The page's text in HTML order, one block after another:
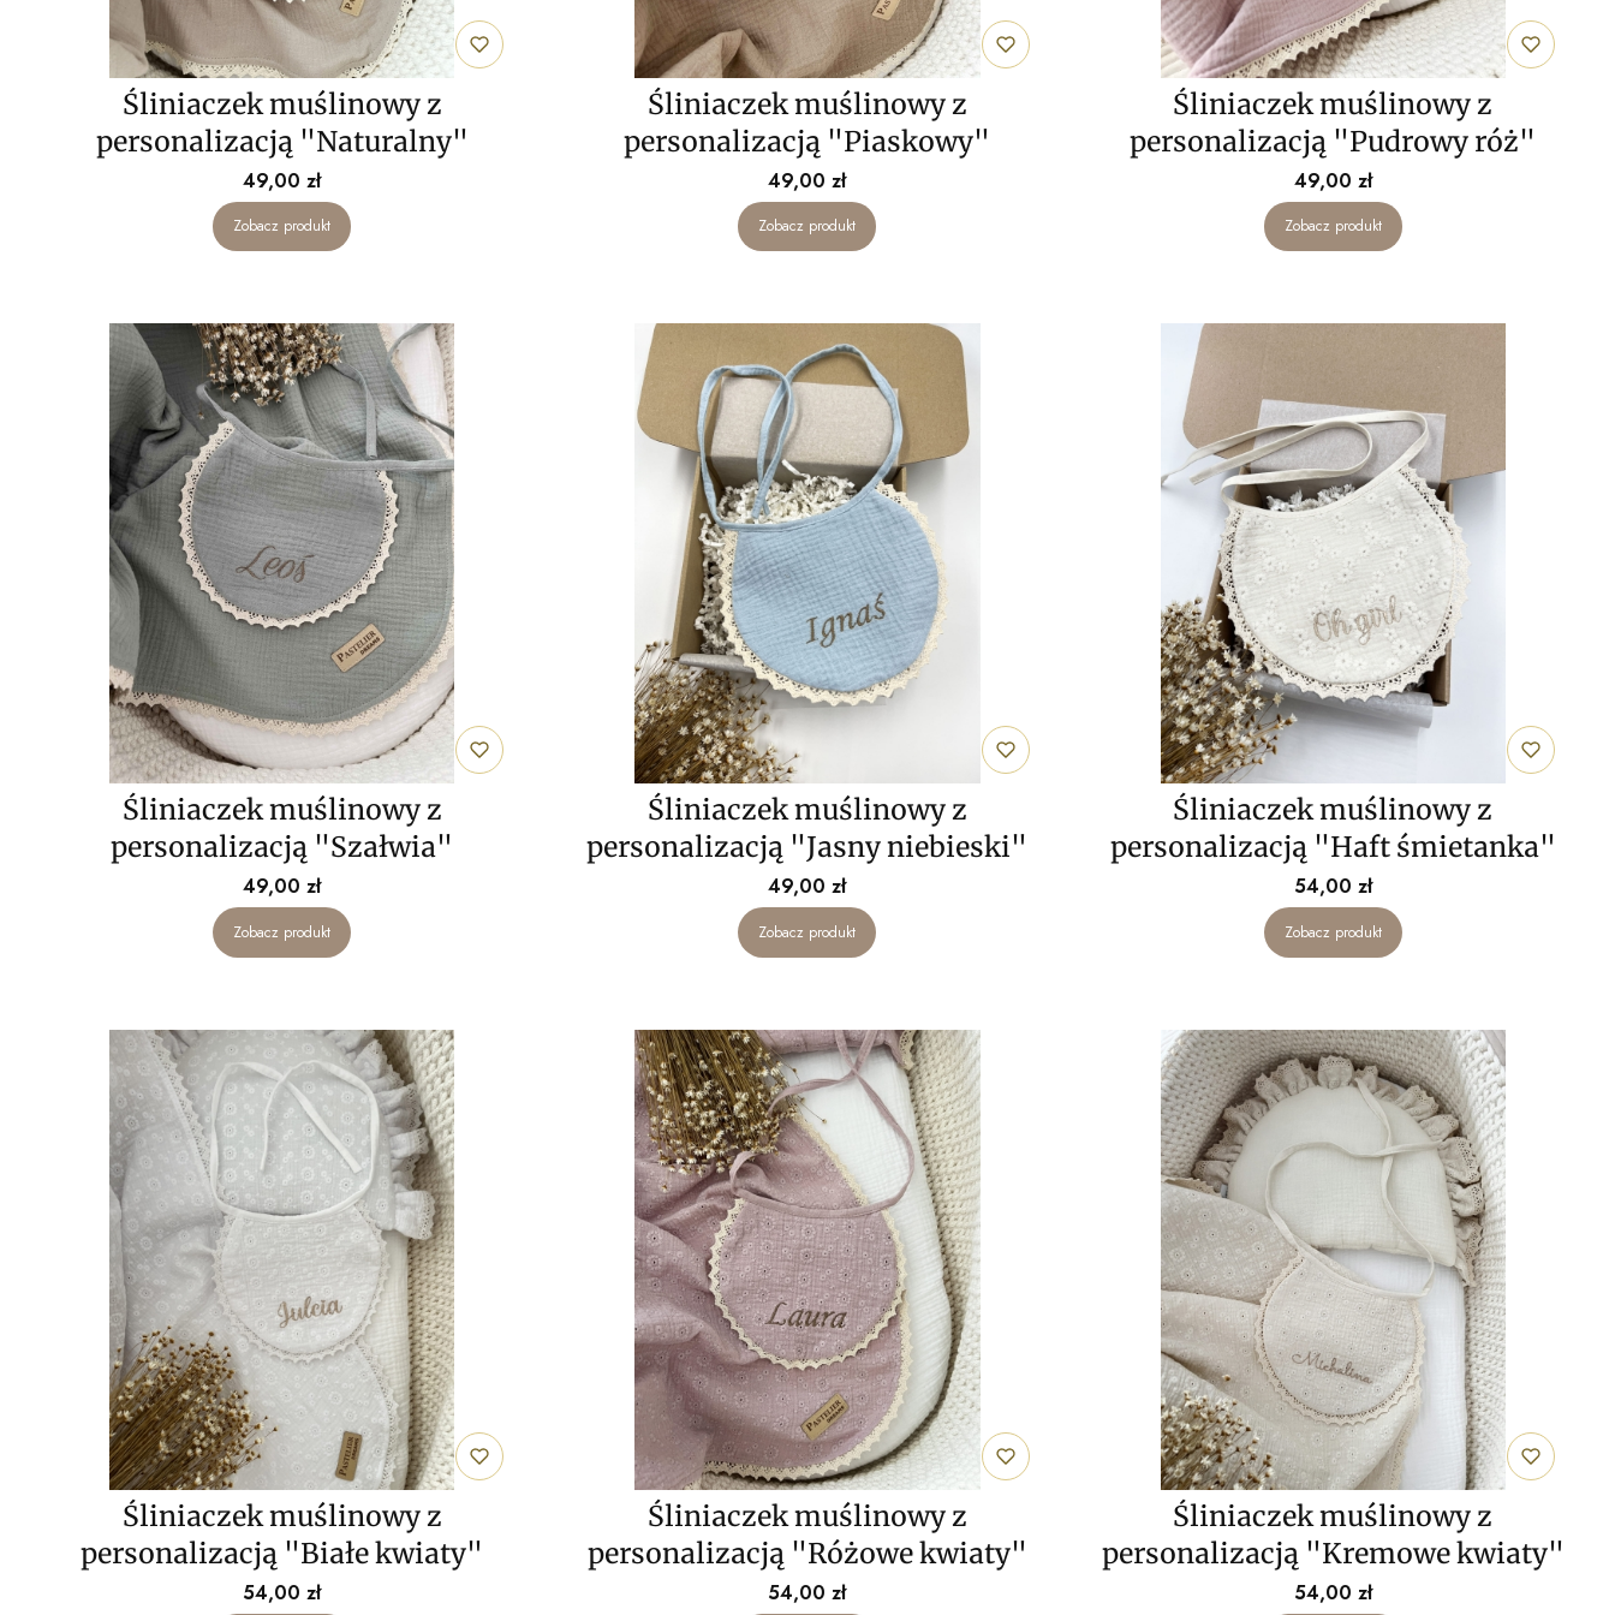
Śliniaczek muślinowy z
personalizacją "Naturalny"
Cena
49,00 zł
Zobacz produkt
Śliniaczek muślinowy z
personalizacją "Piaskowy"
Cena
49,00 zł
Zobacz produkt
Śliniaczek muślinowy z
personalizacją "Pudrowy róż"
Cena
49,00 zł
Zobacz produkt
Śliniaczek muślinowy z
personalizacją "Szałwia"
Cena
49,00 zł
Zobacz produkt
Śliniaczek muślinowy z
personalizacją "Jasny niebieski"
Cena
49,00 zł
Zobacz produkt
Śliniaczek muślinowy z
personalizacją "Haft śmietanka"
Cena
54,00 zł
Zobacz produkt
Śliniaczek muślinowy z
personalizacją "Białe kwiaty"
Cena
54,00 zł
Śliniaczek muślinowy z
personalizacją "Różowe kwiaty"
Cena
54,00 zł
Śliniaczek muślinowy z
personalizacją "Kremowe kwiaty"
Cena
54,00 zł